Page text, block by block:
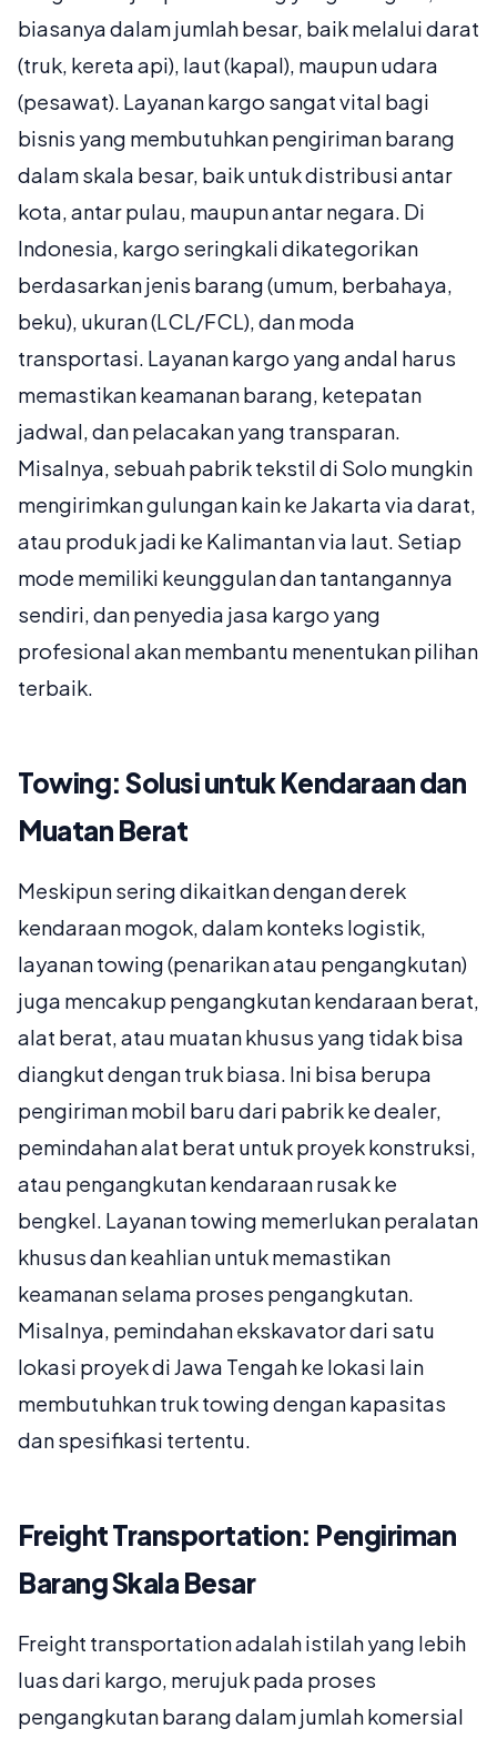
biasanya dalam jumlah besar, baik melalui darat
(truk, kereta api), laut (kapal), maupun udara
(pesawat). Layanan kargo sangat vital bagi
bisnis yang membutuhkan pengiriman barang
dalam skala besar, baik untuk distribusi antar
kota, antar pulau, maupun antar negara. Di
Indonesia, kargo seringkali dikategorikan
berdasarkan jenis barang (umum, berbahaya,
beku), ukuran (LCL/FCL), dan moda
transportasi. Layanan kargo yang andal harus
memastikan keamanan barang, ketepatan
jadwal, dan pelacakan yang transparan.
Misalnya, sebuah pabrik tekstil di Solo mungkin
mengirimkan gulungan kain ke Jakarta via darat,
atau produk jadi ke Kalimantan via laut. Setiap
mode memiliki keunggulan dan tantangannya
sendiri, dan penyedia jasa kargo yang
profesional akan membantu menentukan pilihan
terbaik.
Towing: Solusi untuk Kendaraan dan
Muatan Berat
Meskipun sering dikaitkan dengan derek
kendaraan mogok, dalam konteks logistik,
layanan towing (penarikan atau pengangkutan)
juga mencakup pengangkutan kendaraan berat,
alat berat, atau muatan khusus yang tidak bisa
diangkut dengan truk biasa. Ini bisa berupa
pengiriman mobil baru dari pabrik ke dealer,
pemindahan alat berat untuk proyek konstruksi,
atau pengangkutan kendaraan rusak ke
bengkel. Layanan towing memerlukan peralatan
khusus dan keahlian untuk memastikan
keamanan selama proses pengangkutan.
Misalnya, pemindahan ekskavator dari satu
lokasi proyek di Jawa Tengah ke lokasi lain
membutuhkan truk towing dengan kapasitas
dan spesifikasi tertentu.
Freight Transportation: Pengiriman
Barang Skala Besar
Freight transportation adalah istilah yang lebih
luas dari kargo, merujuk pada proses
pengangkutan barang dalam jumlah komersial